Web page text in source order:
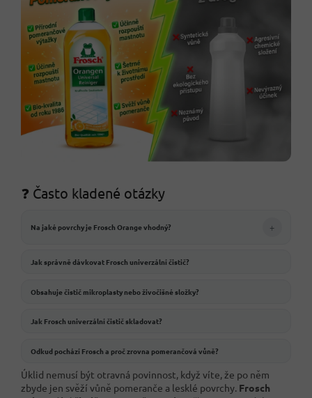
❓ Často kladené otázky
Na jaké povrchy je Frosch Orange vhodný? +
Jak správně dávkovat Frosch univerzální čistič?
Obsahuje čistič mikroplasty nebo živočišné složky?
Jak Frosch univerzální čistič skladovat?
Odkud pochází Frosch a proč zrovna pomerančová vůně?
Úklid nemusí být otravná povinnost, když víte, že po něm
zbyde jen svěží vůně pomeranče a lesklé povrchy. Frosch